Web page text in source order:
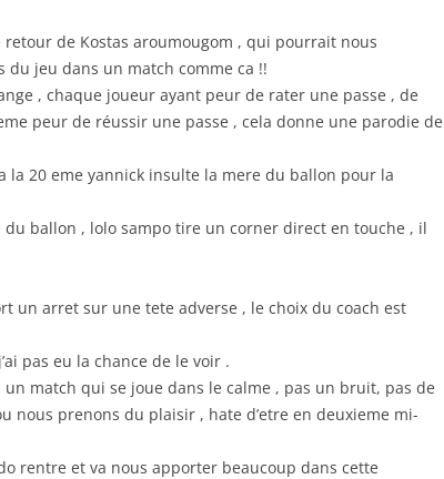
de Kostas aroumougom , qui pourrait nous
jeu dans un match comme ca !!
, chaque joueur ayant peur de rater une passe , de
peur de réussir une passe , cela donne une parodie de
la 20 eme yannick insulte la mere du ballon pour la
ballon , lolo sampo tire un corner direct en touche , il
un arret sur une tete adverse , le choix du coach est
pas eu la chance de le voir .
match qui se joue dans le calme , pas un bruit, pas de
nous prenons du plaisir , hate d’etre en deuxieme mi-
rentre et va nous apporter beaucoup dans cette